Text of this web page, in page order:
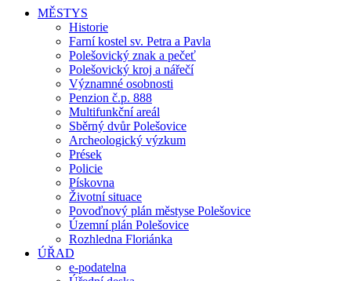
MĚSTYS
Historie
Farní kostel sv. Petra a Pavla
Polešovický znak a pečeť
Polešovický kroj a nářečí
Významné osobnosti
Penzion č.p. 888
Multifunkční areál
Sběrný dvůr Polešovice
Archeologický výzkum
Prések
Policie
Pískovna
Životní situace
Povoďnový plán městyse Polešovice
Územní plán Polešovice
Rozhledna Floriánka
ÚŘAD
e-podatelna